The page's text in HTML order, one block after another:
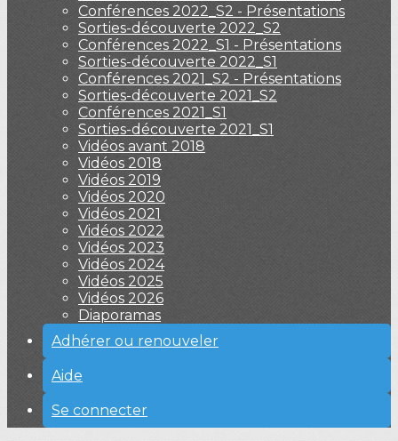
Conférences 2022_S2 - Présentations
Sorties-découverte 2022_S2
Conférences 2022_S1 - Présentations
Sorties-découverte 2022_S1
Conférences 2021_S2 - Présentations
Sorties-découverte 2021_S2
Conférences 2021_S1
Sorties-découverte 2021_S1
Vidéos avant 2018
Vidéos 2018
Vidéos 2019
Vidéos 2020
Vidéos 2021
Vidéos 2022
Vidéos 2023
Vidéos 2024
Vidéos 2025
Vidéos 2026
Diaporamas
Adhérer ou renouveler
Aide
Se connecter